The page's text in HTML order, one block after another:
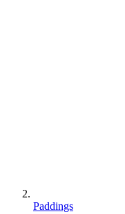
Paddings